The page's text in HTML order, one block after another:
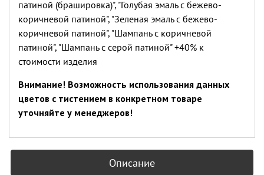
патиной (брашировка)", "Голубая эмаль с бежево-
коричневой патиной", "Зеленая эмаль с бежево-
коричневой патиной", "Шампань с коричневой
патиной", "Шампань с серой патиной" +40% к
стоимости изделия
Внимание! Возможность использования данных
цветов с тистением в конкретном товаре
уточняйте у менеджеров!
Описание